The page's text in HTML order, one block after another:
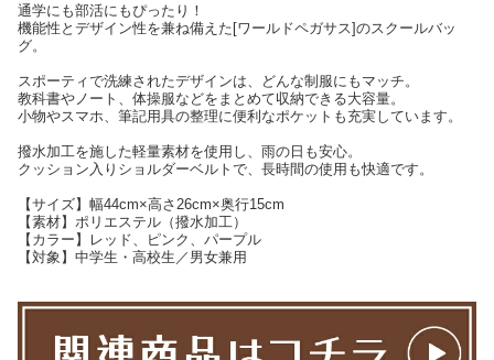
通学にも部活にもぴったり！
機能性とデザイン性を兼ね備えた[ワールドペガサス]のスクールバッ
グ。
スポーティで洗練されたデザインは、どんな制服にもマッチ。
教科書やノート、体操服などをまとめて収納できる大容量。
小物やスマホ、筆記用具の整理に便利なポケットも充実しています。
撥水加工を施した軽量素材を使用し、雨の日も安心。
クッション入りショルダーベルトで、長時間の使用も快適です。
【サイズ】幅44cm×高さ26cm×奥行15cm
【素材】ポリエステル（撥水加工）
【カラー】レッド、ピンク、パープル
【対象】中学生・高校生／男女兼用